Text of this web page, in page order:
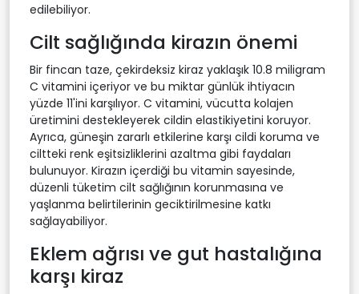
edilebiliyor.
Cilt sağlığında kirazın önemi
Bir fincan taze, çekirdeksiz kiraz yaklaşık 10.8 miligram
C vitamini içeriyor ve bu miktar günlük ihtiyacın
yüzde 11'ini karşılıyor. C vitamini, vücutta kolajen
üretimini destekleyerek cildin elastikiyetini koruyor.
Ayrıca, güneşin zararlı etkilerine karşı cildi koruma ve
ciltteki renk eşitsizliklerini azaltma gibi faydaları
bulunuyor. Kirazın içerdiği bu vitamin sayesinde,
düzenli tüketim cilt sağlığının korunmasına ve
yaşlanma belirtilerinin geciktirilmesine katkı
sağlayabiliyor.
Eklem ağrısı ve gut hastalığına
karşı kiraz